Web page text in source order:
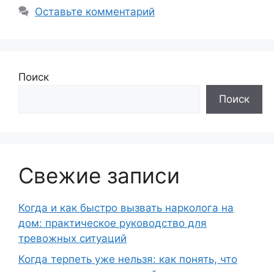
Оставьте комментарий
Поиск
Поиск
Свежие записи
Когда и как быстро вызвать нарколога на
дом: практическое руководство для
тревожных ситуаций
Когда терпеть уже нельзя: как понять, что